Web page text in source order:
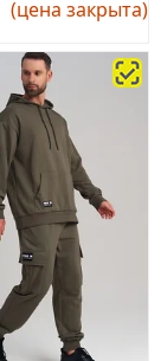
(цена закрыта)